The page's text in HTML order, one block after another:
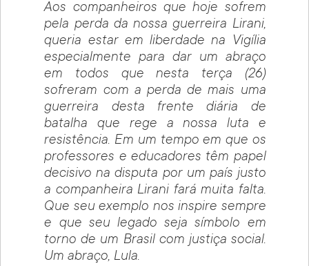
Aos companheiros que hoje sofrem
pela perda da nossa guerreira Lirani,
queria estar em liberdade na Vigília
especialmente para dar um abraço
em todos que nesta terça (26)
sofreram com a perda de mais uma
guerreira desta frente diária de
batalha que rege a nossa luta e
resistência. Em um tempo em que os
professores e educadores têm papel
decisivo na disputa por um país justo
a companheira Lirani fará muita falta.
Que seu exemplo nos inspire sempre
e que seu legado seja símbolo em
torno de um Brasil com justiça social.
Um abraço, Lula.